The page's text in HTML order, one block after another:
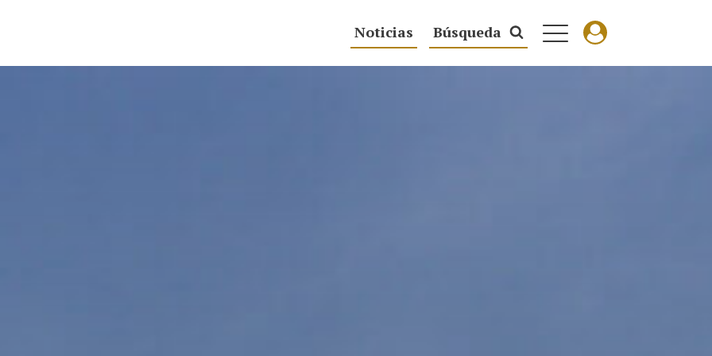
Noticias Búsqueda